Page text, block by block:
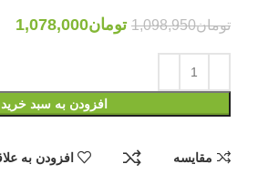
تومان1,098,950 تومان1,078,000
افزودن به سبد خرید
مقایسه افزودن به